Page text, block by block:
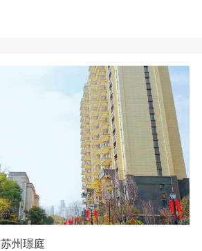
苏州璟庭